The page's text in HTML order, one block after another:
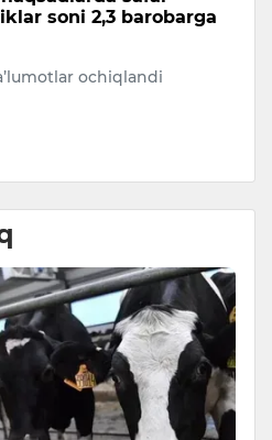
soni 2,3 barobarga
ochiqlandi